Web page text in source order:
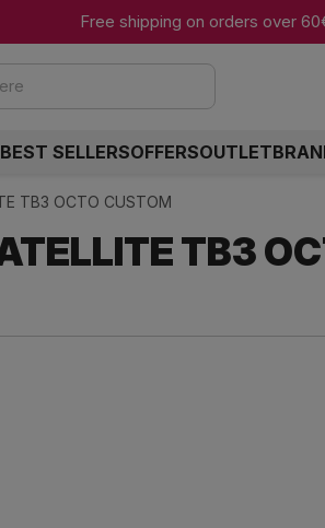
Free shipping on orders over
BEST SELLERSOFFERSOUTLET
TB3 OCTO CUSTOM
TB3